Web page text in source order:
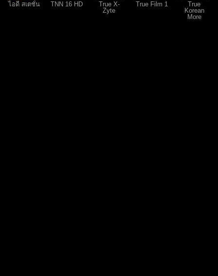
ไอดี สเตชั่น TNN 16 HD
True X-
Zyte
True Film 1
True
Korean
More